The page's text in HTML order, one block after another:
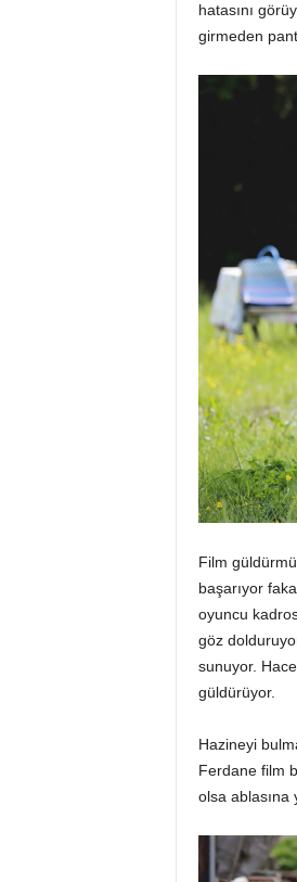
hatasını
girmeden
Film
başarıyor
oyuncu
göz
sunuyor.
güldürüyor.
Hazineyi
Ferdane film
olsa ablasına